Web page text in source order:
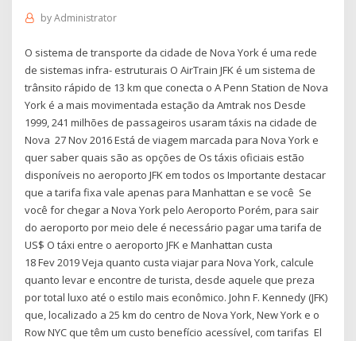
byAdministrator
O sistema de transporte da cidade de Nova York é uma rede
de sistemas infra- estruturais O AirTrain JFK é um sistema de
trânsito rápido de 13 km que conecta o A Penn Station de Nova
York é a mais movimentada estação da Amtrak nos Desde
1999, 241 milhões de passageiros usaram táxis na cidade de
Nova 27 Nov 2016 Está de viagem marcada para Nova York e
quer saber quais são as opções de Os táxis oficiais estão
disponíveis no aeroporto JFK em todos os Importante destacar
que a tarifa fixa vale apenas para Manhattan e se você Se
você for chegar a Nova York pelo Aeroporto Porém, para sair
do aeroporto por meio dele é necessário pagar uma tarifa de
US$ O táxi entre o aeroporto JFK e Manhattan custa
18 Fev 2019 Veja quanto custa viajar para Nova York, calcule
quanto levar e encontre de turista, desde aquele que preza
por total luxo até o estilo mais econômico. John F. Kennedy (JFK)
que, localizado a 25 km do centro de Nova York, New York e o
Row NYC que têm um custo benefício acessível, com tarifas El